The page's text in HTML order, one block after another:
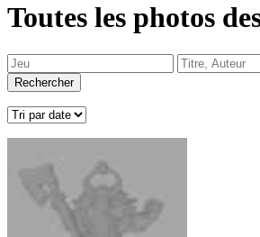
Toutes les photos